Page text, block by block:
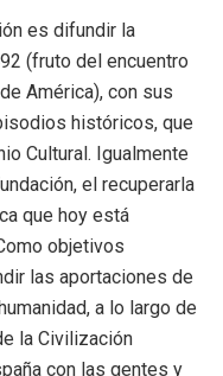
es difundir la
(fruto del encuentro
América), con sus
históricos, que
Cultural. Igualmente
el recuperarla
que hoy está
objetivos
las aportaciones de
a lo largo de
la Civilización
con las gentes y